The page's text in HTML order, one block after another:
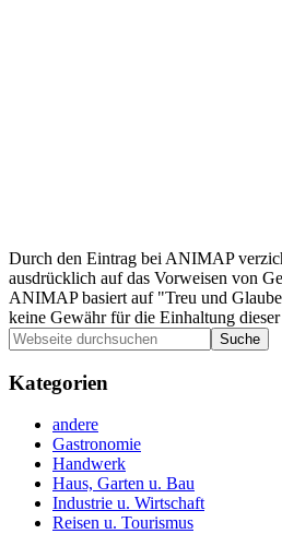
Durch den Eintrag bei ANIMAP
ausdrücklich auf das Vorweisen von
ANIMAP basiert auf "Treu und
keine Gewähr für die Einhaltung
Seitenspalte
Webseite
durchsuchen
Kategorien
andere
Gastronomie
Handwerk
Haus, Garten u. Bau
Industrie u. Wirtschaft
Reisen u. Tourismus